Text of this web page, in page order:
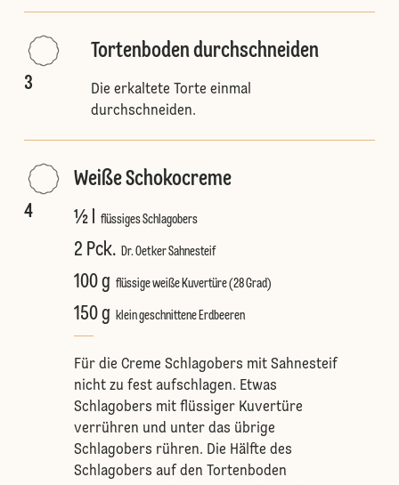
3
Tortenboden durchschneiden
Die erkaltete Torte einmal
durchschneiden.
4
Weiße Schokocreme
½ l flüssiges Schlagobers
2 Pck. Dr. Oetker Sahnesteif
100 g flüssige weiße Kuvertüre (28 Grad)
150 g klein geschnittene Erdbeeren
Für die Creme Schlagobers mit Sahnesteif
nicht zu fest aufschlagen. Etwas
Schlagobers mit flüssiger Kuvertüre
verrühren und unter das übrige
Schlagobers rühren. Die Hälfte des
Schlagobers auf den Tortenboden